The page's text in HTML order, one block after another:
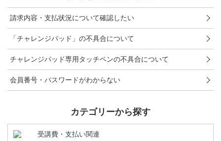
こどもちゃれんじ
進研ゼミ 中学講座 中高一貫
進研ゼミ 高校講座
進研ゼミ中学講座のご紹介はこちら
請求内容・支払状況について確認したい
「チャレンジパッド」の不具合について
チャレンジパッド専用タッチペンの不具合について
会員番号・パスワードがわからない
カテゴリーから探す
受講費・支払い関連